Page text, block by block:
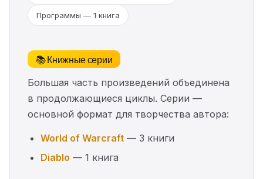
Программы — 1 книга
📚 Книжные серии
Большая часть произведений объединена
в продолжающиеся циклы. Серии —
основной формат для творчества автора:
World of Warcraft — 3 книги
Diablo — 1 книга